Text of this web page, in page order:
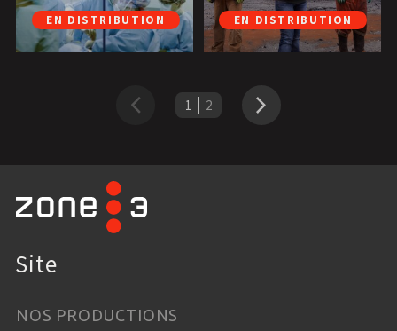
EN DISTRIBUTION EN DISTRIBUTION
Précédent Suivant
1 2
Site
NOS PRODUCTIONS